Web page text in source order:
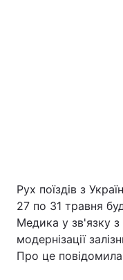
Україна
Економіка
Спорт
Рух поїздів з
27 по 31 травня
Медика у зв'язку
модернізації
Про це повідомила